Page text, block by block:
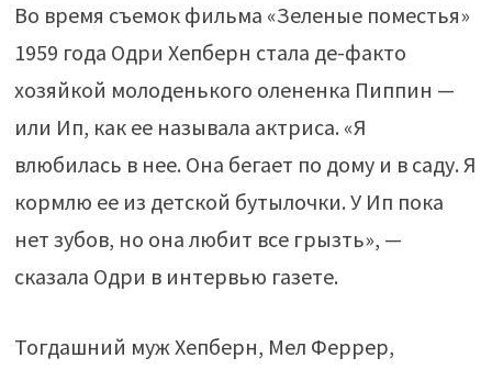
Во время съемок фильма «Зеленые поместья»
1959 года Одри Хепберн стала де-факто
хозяйкой молоденького олененка Пиппин —
или Ип, как ее называла актриса. «Я
влюбилась в нее. Она бегает по дому и в саду. Я
кормлю ее из детской бутылочки. У Ип пока
нет зубов, но она любит все грызть», —
сказала Одри в интервью газете.
Тогдашний муж Хепберн, Мел Феррер,